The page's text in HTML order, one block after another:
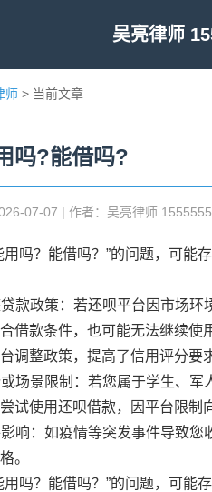
吴亮律师
师 > 当前文章
吗?能借吗?
07-07 | 作者：吴亮律师
用吗？能借吗？”的问题，可能
款政策：若还呗平台因市场
借款条件，也可能无法继续使
调整政策，提高了信用评分要
场景限制：若您属于学生、
试使用还呗借款，因平台限制
响：如疫情等突发事件导致
。
用吗？能借吗？”的问题，可能